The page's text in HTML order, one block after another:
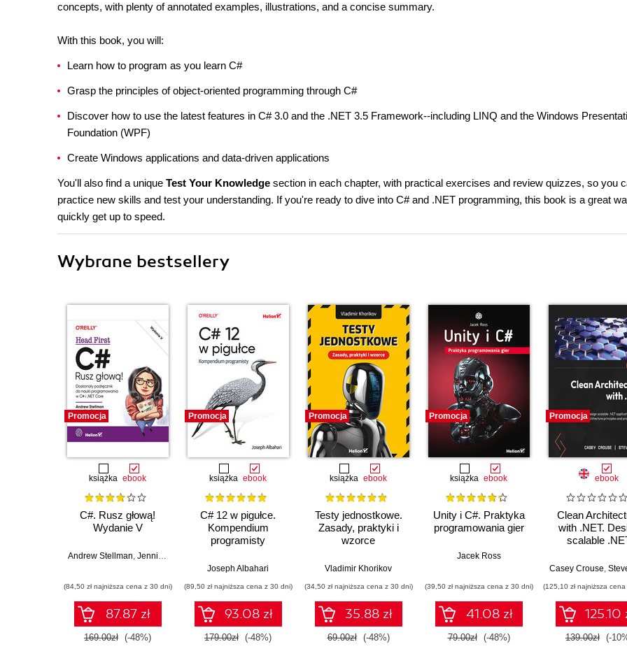
concepts, with plenty of annotated examples, illustrations, and a concise summary.
With this book, you will:
Learn how to program as you learn C#
Grasp the principles of object-oriented programming through C#
Discover how to use the latest features in C# 3.0 and the .NET 3.5 Framework--including LINQ and the Windows
Foundation (WPF)
Create Windows applications and data-driven applications
You'll also find a unique Test Your Knowledge section in each chapter, with practical exercises and review quizzes, so you
practice new skills and test your understanding. If you're ready to dive into C# and .NET programming, this book is a great
quickly get up to speed.
Wybrane bestsellery
Promocja
książka ebook
C#. Rusz głową!
Wydanie V
Andrew Stellman, Jennifer Greene
(84,50 zł najniższa cena z 30 dni)
87.87 zł
169.00zł (-48%)
Promocja
książka ebook
C# 12 w pigułce.
Kompendium
programisty
Joseph Albahari
(89,50 zł najniższa cena z 30 dni)
93.08 zł
179.00zł (-48%)
Promocja
książka ebook
Testy jednostkowe.
Zasady, praktyki i
wzorce
Vladimir Khorikov
(34,50 zł najniższa cena z 30 dni)
35.88 zł
69.00zł (-48%)
Promocja
książka ebook
Unity i C#. Praktyka
programowania gier
Jacek Ross
(39,50 zł najniższa cena z 30 dni)
41.08 zł
79.00zł (-48%)
Promocja
ebook
Clean
with .NET.
scalable
Clean
patterns
Casey Crouse, Steve
(125,10 zł najniższa
125.10
139.00zł (-